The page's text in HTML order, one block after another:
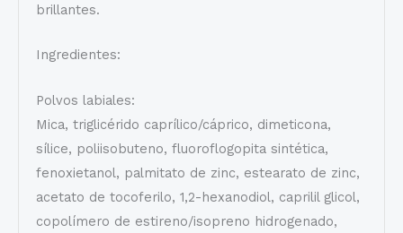
brillantes.
Ingredientes:
Polvos labiales:
Mica, triglicérido caprílico/cáprico, dimeticona,
sílice, poliisobuteno, fluoroflogopita sintética,
fenoxietanol, palmitato de zinc, estearato de zinc,
acetato de tocoferilo, 1,2-hexanodiol, caprilil glicol,
copolímero de estireno/isopreno hidrogenado,